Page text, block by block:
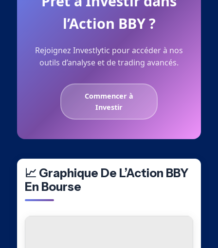
l’Action BBY ?
Rejoignez Investlytic pour accéder à nos
outils d’analyse et de trading avancés.
Commencer à
Investir
📈 Graphique De L’Action BBY
En Bourse